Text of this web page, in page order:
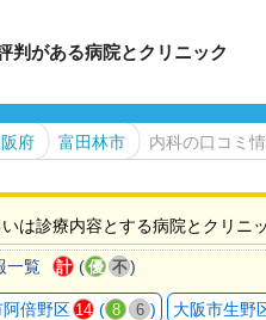
判がある病院とクリニック
府 富田林市 内科の口コミ
は診療内容とする病院とクリニ
一覧 計 (優 不)
阿倍野区 14 ( 8 6 ) 大阪市生野